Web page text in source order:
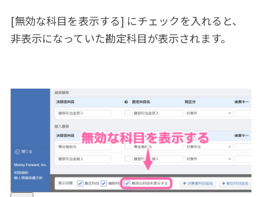
[無効な科目を表示する] にチェックを入れると、
非表示になっていた勘定科目が表示されます。